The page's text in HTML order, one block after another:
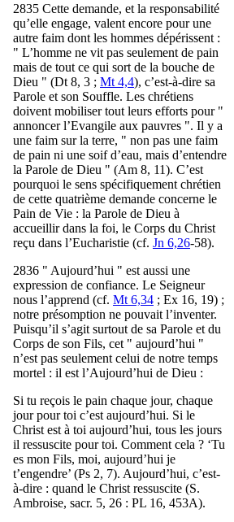
2835 Cette demande, et la responsabilité
qu’elle engage, valent encore pour une
autre faim dont les hommes dépérissent :
" L’homme ne vit pas seulement de pain
mais de tout ce qui sort de la bouche de
Dieu " (Dt 8, 3 ; Mt 4,4), c’est-à-dire sa
Parole et son Souffle. Les chrétiens
doivent mobiliser tout leurs efforts pour "
annoncer l’Evangile aux pauvres ". Il y a
une faim sur la terre, " non pas une faim
de pain ni une soif d’eau, mais d’entendre
la Parole de Dieu " (Am 8, 11). C’est
pourquoi le sens spécifiquement chrétien
de cette quatrième demande concerne le
Pain de Vie : la Parole de Dieu à
accueillir dans la foi, le Corps du Christ
reçu dans l’Eucharistie (cf. Jn 6,26-58).
2836 " Aujourd’hui " est aussi une
expression de confiance. Le Seigneur
nous l’apprend (cf. Mt 6,34 ; Ex 16, 19) ;
notre présomption ne pouvait l’inventer.
Puisqu’il s’agit surtout de sa Parole et du
Corps de son Fils, cet " aujourd’hui "
n’est pas seulement celui de notre temps
mortel : il est l’Aujourd’hui de Dieu :
Si tu reçois le pain chaque jour, chaque
jour pour toi c’est aujourd’hui. Si le
Christ est à toi aujourd’hui, tous les jours
il ressuscite pour toi. Comment cela ? ‘Tu
es mon Fils, moi, aujourd’hui je
t’engendre’ (Ps 2, 7). Aujourd’hui, c’est-
à-dire : quand le Christ ressuscite (S.
Ambroise, sacr. 5, 26 : PL 16, 453A).